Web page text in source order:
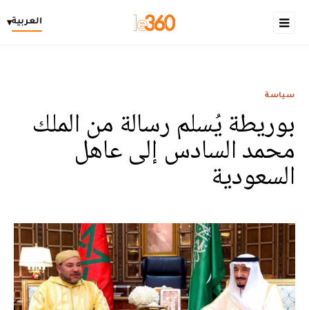
العربية▾
سياسة
بوريطة يُسلم رسالة من الملك
محمد السادس إلى عاهل
السعودية